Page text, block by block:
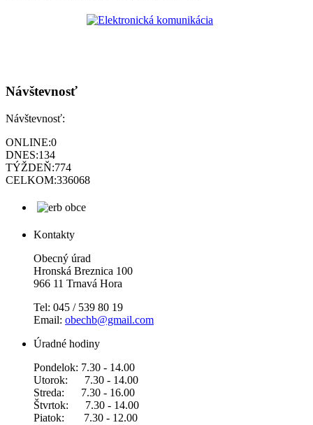
Návštevnosť
Návštevnosť:
ONLINE:0
DNES:134
TÝŽDEŇ:774
CELKOM:336068
Kontakty
Obecný úrad
Hronská Breznica 100
966 11 Trnavá Hora
Tel: 045 / 539 80 19
Email: obechb@gmail.com
Úradné hodiny
Pondelok: 7.30 - 14.00
Utorok: 7.30 - 14.00
Streda: 7.30 - 16.00
Štvrtok: 7.30 - 14.00
Piatok: 7.30 - 12.00